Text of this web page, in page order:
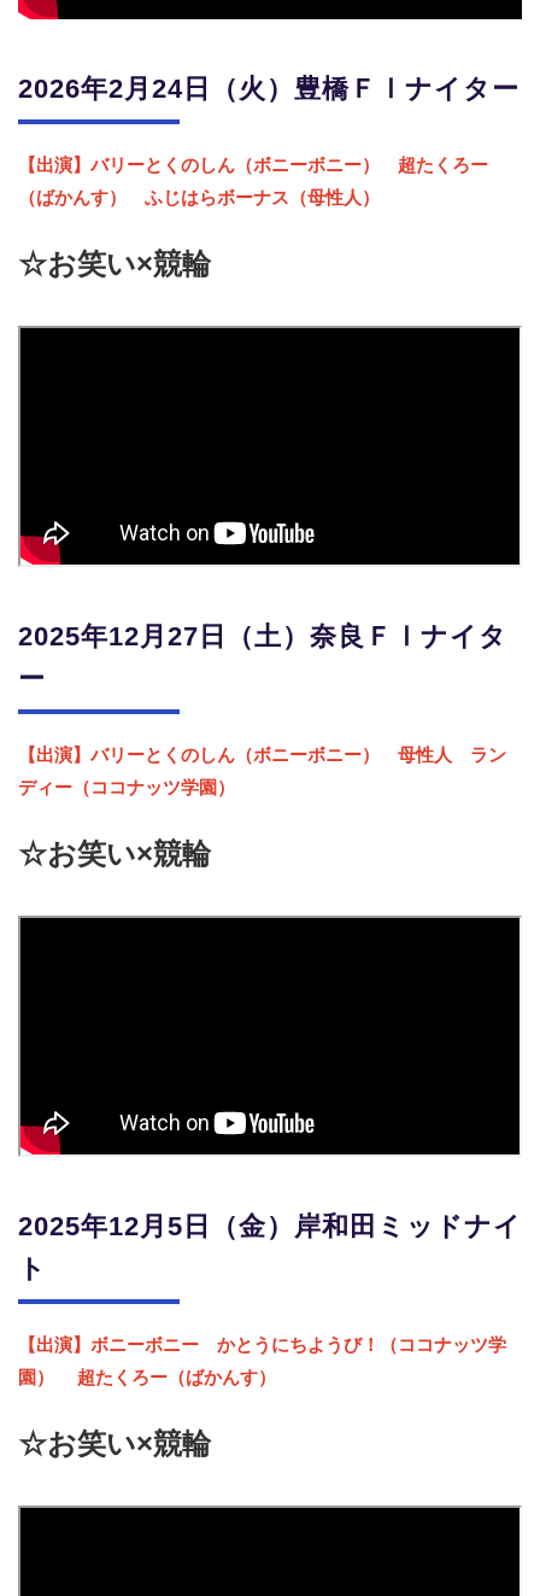
2026年2月24日（火） 豊橋ＦⅠナイター
【出演】バリーとくのしん（ボニーボニー） 超たくろー
（ばかんす） ふじはらボーナス（母性人）
☆お笑い×競輪
2025年12月27日（土）奈良ＦⅠナイタ
ー
【出演】バリーとくのしん（ボニーボニー） 母性人 ラン
ディー（ココナッツ学園）
☆お笑い×競輪
2025年12月5日（金） 岸和田ミッドナイ
ト
【出演】 ボニーボニー かとうにちようび！（ココナッツ学
園）
超たくろー（ばかんす）
☆お笑い×競輪